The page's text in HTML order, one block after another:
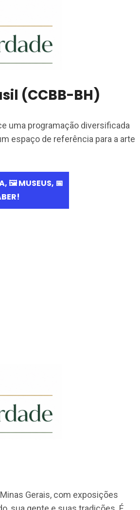
(CCBB-BH)
uma programação diversificada
espaço de referência para a arte
Gerais, com exposições